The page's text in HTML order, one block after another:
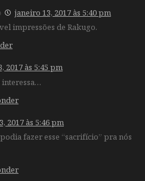
janeiro 13, 2017 às 5:40 pm
impressões de Rakugo.
2017 às 5:45 pm
interessa…
2017 às 5:46 pm
fazer esse “sacrifício” pra nós